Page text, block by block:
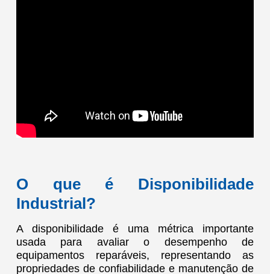
O que é Disponibilidade
Industrial?
A disponibilidade é uma métrica importante
usada para avaliar o desempenho de
equipamentos reparáveis, representando as
propriedades de confiabilidade e manutenção de